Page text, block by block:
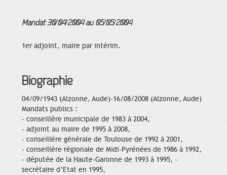
Mandat 30/04/2004 au 05/05/2004
1er adjoint, maire par intérim.
Biographie
04/09/1943 (Alzonne, Aude)-16/08/2008 (Alzonne, Aude)
Mandats publics :
- conseillère municipale de 1983 à 2004,
- adjoint au maire de 1995 à 2008,
- conseillère générale de Toulouse de 1992 à 2001,
- conseillère régionale de Midi-Pyrénées de 1986 à 1992,
- députée de la Haute-Garonne de 1993 à 1995, -
secrétaire d’Etat en 1995,